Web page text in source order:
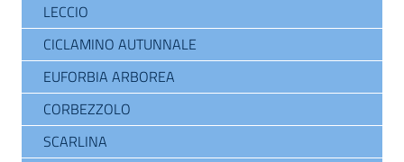
LECCIO
CICLAMINO AUTUNNALE
EUFORBIA ARBOREA
CORBEZZOLO
SCARLINA